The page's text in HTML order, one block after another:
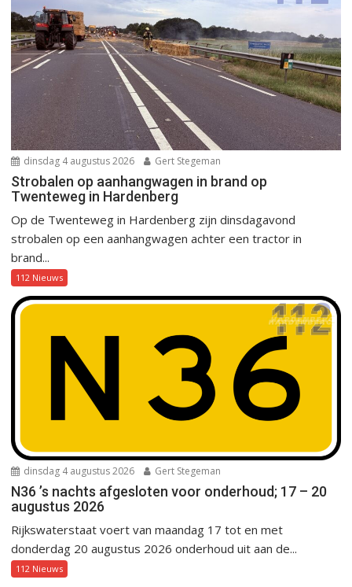
dinsdag 4 augustus 2026 Gert Stegeman
Strobalen op aanhangwagen in brand op
Twenteweg in Hardenberg
Op de Twenteweg in Hardenberg zijn dinsdagavond
strobalen op een aanhangwagen achter een tractor in
brand...
112 Nieuws
dinsdag 4 augustus 2026 Gert Stegeman
N36 ’s nachts afgesloten voor onderhoud; 17 – 20
augustus 2026
Rijkswaterstaat voert van maandag 17 tot en met
donderdag 20 augustus 2026 onderhoud uit aan de...
112 Nieuws